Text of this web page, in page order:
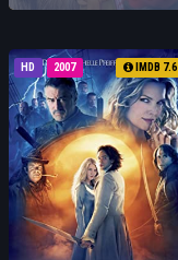
HD 2007 IMDB 7.6